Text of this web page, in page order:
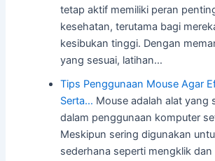
tetap aktif memiliki peran
kesehatan, terutama bagi
kesibukan tinggi. Dengan
yang sesuai, latihan…
Tips Penggunaan Mouse Agar
Serta… Mouse adalah alat yang
dalam penggunaan komputer
Meskipun sering digunakan
sederhana seperti mengklik dan